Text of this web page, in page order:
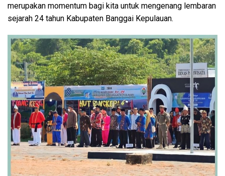
merupakan momentum bagi kita untuk mengenang lembaran
sejarah 24 tahun Kabupaten Banggai Kepulauan.